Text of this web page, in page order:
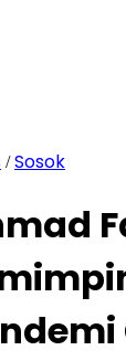
/Sosok